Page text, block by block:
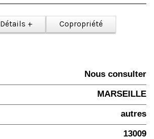
Détails + Copropriété
Nous consulter
MARSEILLE
autres
13009